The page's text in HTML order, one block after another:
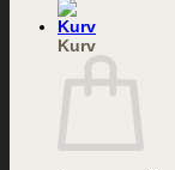
Kurv